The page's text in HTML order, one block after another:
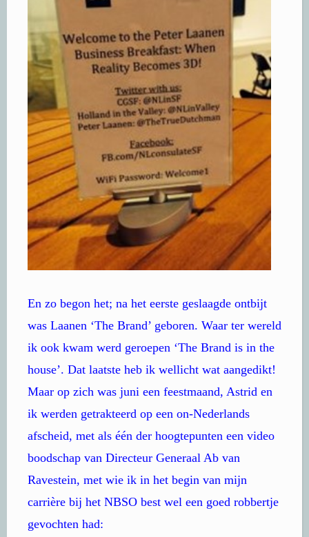
En zo begon het; na het eerste geslaagde ontbijt
was Laanen ‘The Brand’ geboren. Waar ter wereld
ik ook kwam werd geroepen ‘The Brand is in the
house’. Dat laatste heb ik wellicht wat aangedikt!
Maar op zich was juni een feestmaand, Astrid en
ik werden getrakteerd op een on-Nederlands
afscheid, met als één der hoogtepunten een video
boodschap van Directeur Generaal Ab van
Ravestein, met wie ik in het begin van mijn
carrière bij het NBSO best wel een goed robbertje
gevochten had: